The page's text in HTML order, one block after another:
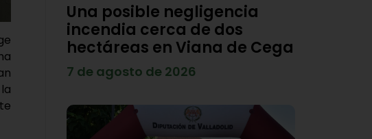
Una posible negligencia
incendia cerca de dos
hectáreas en Viana de Cega
7 de agosto de 2026